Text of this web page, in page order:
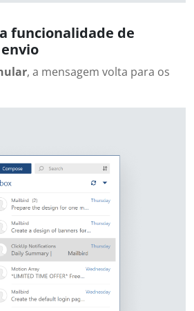
funcionalidade de
, a mensagem volta para os